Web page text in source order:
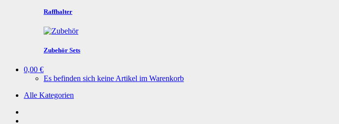
Raffhalter
Zubehör Sets
0,00 €
Es befinden sich keine Artikel im Warenkorb
Alle Kategorien